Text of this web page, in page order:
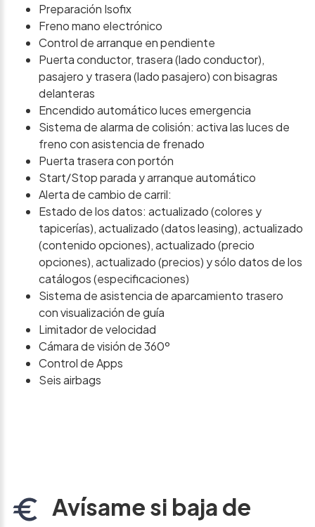
Preparación Isofix
Freno mano electrónico
Control de arranque en pendiente
Puerta conductor, trasera (lado conductor),
pasajero y trasera (lado pasajero) con bisagras
delanteras
Encendido automático luces emergencia
Sistema de alarma de colisión: activa las luces de
freno con asistencia de frenado
Puerta trasera con portón
Start/Stop parada y arranque automático
Alerta de cambio de carril:
Estado de los datos: actualizado (colores y
tapicerías), actualizado (datos leasing), actualizado
(contenido opciones), actualizado (precio
opciones), actualizado (precios) y sólo datos de los
catálogos (especificaciones)
Sistema de asistencia de aparcamiento trasero
con visualización de guía
Limitador de velocidad
Cámara de visión de 360º
Control de Apps
Seis airbags
Avísame si baja de